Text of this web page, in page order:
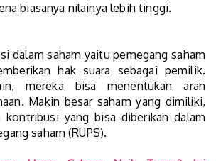
biasanya nilainya lebih tinggi.
dalam saham yaitu pemegang saham
hak suara sebagai pemilik.
mereka bisa menentukan arah
Makin besar saham yang dimiliki,
kontribusi yang bisa diberikan dalam
saham (RUPS).